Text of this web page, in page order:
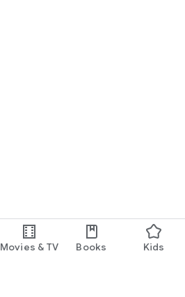
Movies & TV Books Kids